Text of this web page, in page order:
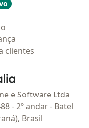
clientes
- Homepage
e Software Ltda
- 2º andar - Batel
Brasil